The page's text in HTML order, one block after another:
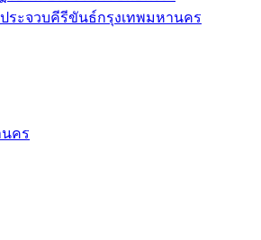
ประจวบคีรีขันธ์กรุงเทพมหานคร
นคร